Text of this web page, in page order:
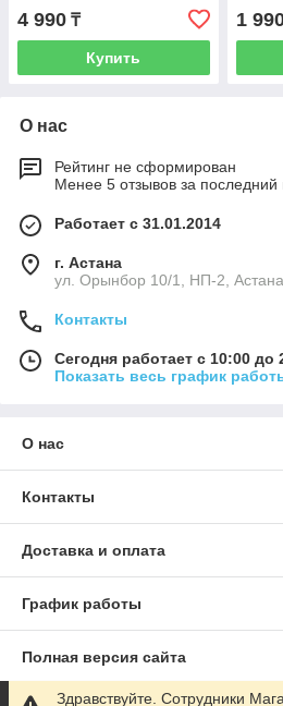
RED
4 990 ₸
Купить
1
О нас
Рейтинг не сформирован
Менее 5 отзывов за последний
Работает с 31.01.2014
г. Астана
ул. Орынбор 10/1, НП-2,
Контакты
Сегодня работает с 10:00 до
Показать весь график
О нас
Контакты
Доставка и оплата
График работы
Полная версия сайта
Здравствуйте. Сотрудники